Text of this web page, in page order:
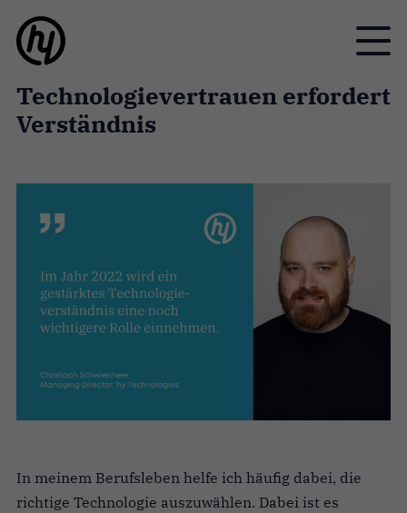
Toggle
Technologievertrauen erfordert
Verständnis
In meinem Berufsleben helfe ich häufig dabei, die
richtige Technologie auszuwählen. Dabei ist es